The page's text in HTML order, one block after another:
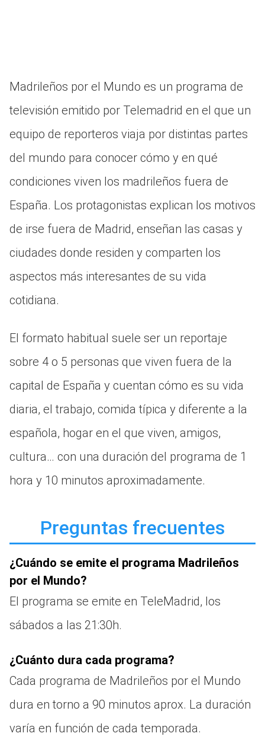
Madrileños por el Mundo es un programa de
televisión emitido por Telemadrid en el que un
equipo de reporteros viaja por distintas partes
del mundo para conocer cómo y en qué
condiciones viven los madrileños fuera de
España. Los protagonistas explican los motivos
de irse fuera de Madrid, enseñan las casas y
ciudades donde residen y comparten los
aspectos más interesantes de su vida
cotidiana.
El formato habitual suele ser un reportaje
sobre 4 o 5 personas que viven fuera de la
capital de España y cuentan cómo es su vida
diaria, el trabajo, comida típica y diferente a la
española, hogar en el que viven, amigos,
cultura… con una duración del programa de 1
hora y 10 minutos aproximadamente.
Preguntas frecuentes
¿Cuándo se emite el programa Madrileños
por el Mundo?
El programa se emite en TeleMadrid, los
sábados a las 21:30h.
¿Cuánto dura cada programa?
Cada programa de Madrileños por el Mundo
dura en torno a 90 minutos aprox. La duración
varía en función de cada temporada.